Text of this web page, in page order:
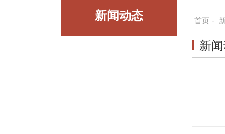
新闻动态 首页 -
新